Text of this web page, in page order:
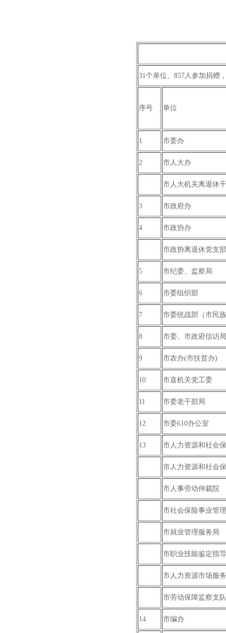
31个单位、857人参加捐赠
序号 单位
1 市委办
2 市人大办
市人大机关离退休
3 市政府办
4 市政协办
市政协离退休党支部
5 市纪委、监察局
6 市委组织部
7 市委统战部（市民
8 市委、市政府信访局
9 市农办(市扶贫办)
10 市直机关党工委
11 市委老干部局
12 市委610办公室
13 市人力资源和社会
市人力资源和社会
市人事劳动仲裁院
市社会保险事业管
市就业管理服务局
市职业技能鉴定指
市人力资源市场服
市劳动保障监察支队
14 市编办